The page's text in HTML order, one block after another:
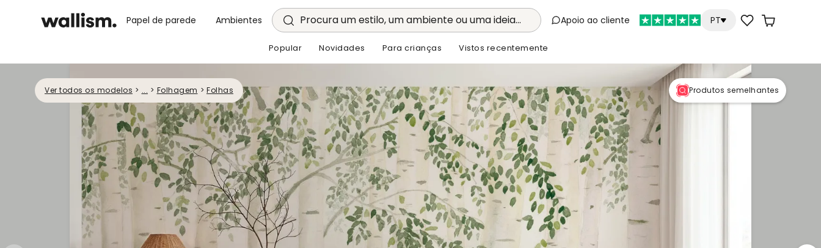
Papel de parede Ambientes Procura um estilo, um ambiente ou uma ideia... Apoio ao cliente PT
Popular Novidades Para crianças Vistos recentemente
Ver todos os modelos > ... > Folhagem > Folhas Produtos semelhantes